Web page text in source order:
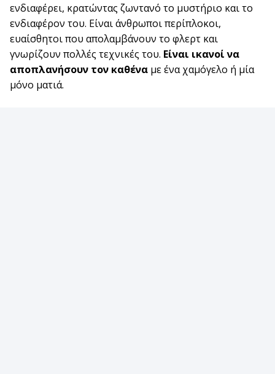
ενδιαφέρει, κρατώντας ζωντανό το μυστήριο και το
ενδιαφέρον του. Είναι άνθρωποι περίπλοκοι,
ευαίσθητοι που απολαμβάνουν το φλερτ και
γνωρίζουν πολλές τεχνικές του. Είναι ικανοί να
αποπλανήσουν τον καθένα με ένα χαμόγελο ή μία
μόνο ματιά.